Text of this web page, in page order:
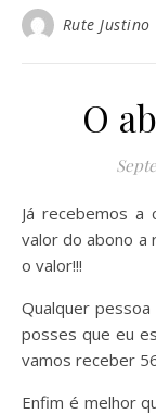
Rute Justino
O
Já recebemos a carta da segurança social a transmitir o
valor do abono a
o valor!!!
Qualquer pessoa
posses que eu
vamos receber
Enfim é melhor